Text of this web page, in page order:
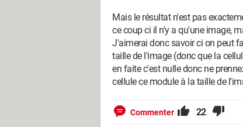
Mais le résultat n'est pas
ce coup ci il n'y a qu'une image,
J'aimerai donc savoir ci on peut
taille de l'image (donc que la
en faite c'est nulle donc ne
cellule ce module à la taille de
Commenter 22